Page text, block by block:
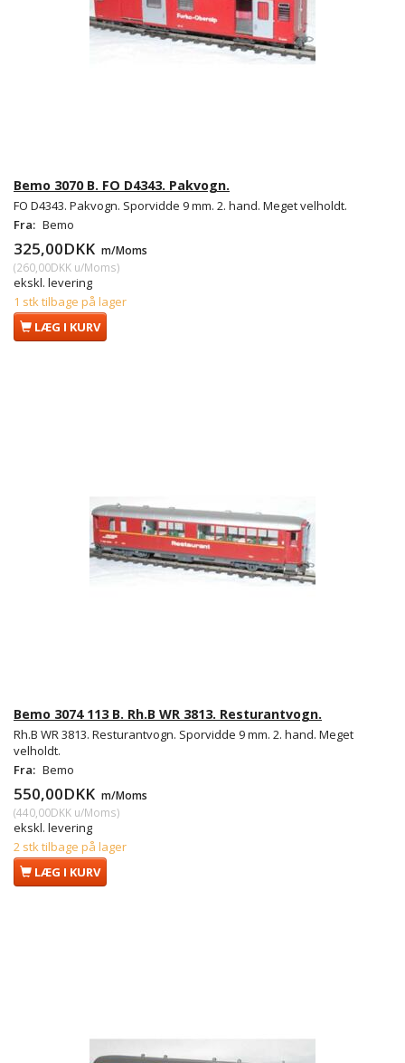
Bemo 3070 B. FO D4343. Pakvogn.
FO D4343. Pakvogn. Sporvidde 9 mm. 2. hand. Meget velholdt.
Fra: Bemo
325,00DKK m/Moms
(260,00DKK u/Moms)
ekskl. levering
1 stk tilbage på lager
LÆG I KURV
Bemo 3074 113 B. Rh.B WR 3813. Resturantvogn.
Rh.B WR 3813. Resturantvogn. Sporvidde 9 mm. 2. hand. Meget
velholdt.
Fra: Bemo
550,00DKK m/Moms
(440,00DKK u/Moms)
ekskl. levering
2 stk tilbage på lager
LÆG I KURV